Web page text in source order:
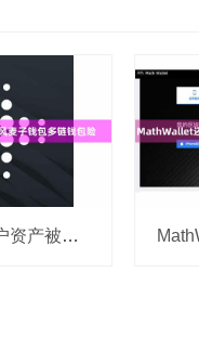
有效防范用户资产被盗风麦子钱包多链钱包险